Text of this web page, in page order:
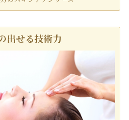
出せる技術力